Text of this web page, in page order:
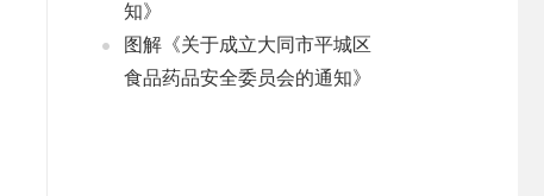
知》
图解《关于成立大同市平城区
食品药品安全委员会的通知》